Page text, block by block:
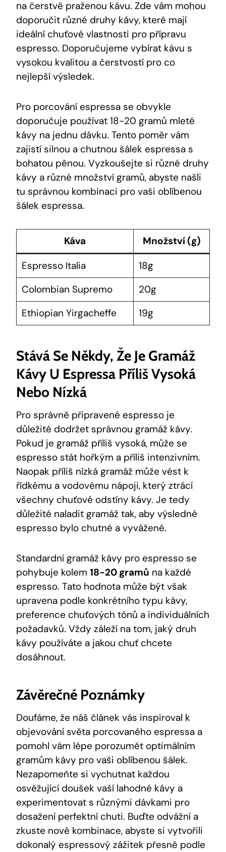
⁣na čerstvě praženou ⁤kávu. Zde‍ vám⁤ mohou
doporučit různé druhy kávy, které‍ mají
⁤ideální chuťové ⁤vlastnosti pro⁢ přípravu
⁢espresso. Doporučujeme vybírat kávu s
vysokou kvalitou a čerstvostí‌ pro co
nejlepší výsledek.
Pro porcování espressa se obvykle
doporučuje‍ používat 18-20⁤ gramů mleté
kávy na jednu​ dávku. Tento poměr‍ vám‍
zajistí silnou a chutnou šálek⁤ espressa s
bohatou pěnou. Vyzkoušejte si ⁤různé druhy
kávy a‍ různé ⁤množství gramů,⁤ abyste ‍našli
⁢tu správnou kombinaci pro vaši oblíbenou
šálek espressa.
Káva
Množství ⁣(g)
Espresso Italia
18g
Colombian​ Supremo
20g
Ethiopian ​Yirgacheffe
19g
Stává Se Někdy, Že Je⁣ Gramáž
Kávy U Espressa ⁢příliš Vysoká
Nebo Nízká
Pro​ správně připravené espresso je
důležité ‌dodržet správnou gramáž kávy.
Pokud je gramáž příliš vysoká, ⁢může se
‌espresso stát hořkým a příliš intenzivním.
Naopak příliš⁣ nízká gramáž ⁤může ⁣vést k
⁢řídkému⁤ a ‍vodovému nápoji, který ztrácí
všechny chuťové odstíny kávy. Je⁤ tedy⁤
důležité naladit gramáž tak, aby výsledné
espresso bylo chutné a ​vyvážené.
Standardní gramáž kávy ​pro espresso se
pohybuje kolem 18-20 gramů na každé
espresso. Tato hodnota ‌může být však
upravena ‍podle konkrétního typu kávy,⁢
preference⁣ chuťových⁤ tónů a​ individuálních
‍požadavků. ‌Vždy záleží na tom, ‌jaký druh
kávy používáte a jakou chuť chcete
dosáhnout.
Závěrečné Poznámky
Doufáme, že náš článek vás inspiroval ⁣k‍
objevování světa porcovaného ⁤espressa ‌a
‌pomohl vám lépe porozumět optimálním
gramům ⁤kávy ⁤pro vaši‍ oblíbenou ⁣šálek.
Nezapomeňte si vychutnat každou
osvěžující doušek vaší lahodné kávy a
⁣experimentovat ⁢s různými⁣ dávkami pro
dosažení perfektní chuti. Buďte odvážní a ​
zkuste‌ nové kombinace, abyste si ⁤vytvořili
dokonalý ​espressový⁣ zážitek přesně podle